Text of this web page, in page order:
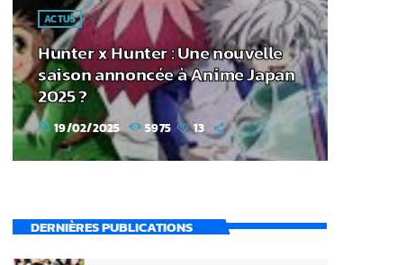
ACTUS
Hunter x Hunter : Une nouvelle
saison annoncée à Anime Japan
2025 ?
today 19/02/2025 5975 13
DERNIÈRES PUBLICATIONS